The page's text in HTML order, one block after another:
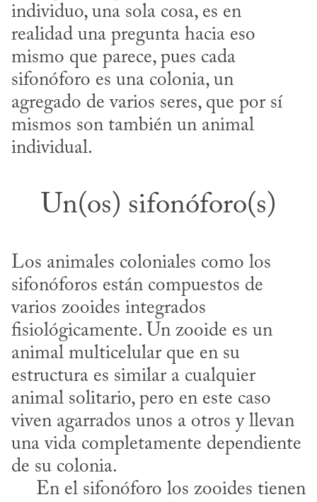
individuo, una sola cosa, es en
realidad una pregunta hacia eso
mismo que parece, pues cada
sifonóforo es una colonia, un
agregado de varios seres, que por sí
mismos son también un animal
individual.
Un(os) sifonóforo(s)
Los animales coloniales como los
sifonóforos están compuestos de
varios zooides integrados
fisiológicamente. Un zooide es un
animal multicelular que en su
estructura es similar a cualquier
animal solitario, pero en este caso
viven agarrados unos a otros y llevan
una vida completamente dependiente
de su colonia.